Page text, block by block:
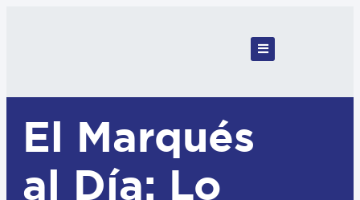
El Marqués
al Día: Lo